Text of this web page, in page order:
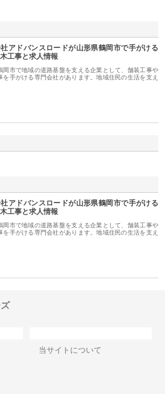
アドバンスロードが山形県鶴岡市で手がける
工事と求人情報
岡市で地域の道路基盤を支える企業として、舗装工事や
を手がける専門会社があります。地域住民の生活を支え
アドバンスロードが山形県鶴岡市で手がける
工事と求人情報
岡市で地域の道路基盤を支える企業として、舗装工事や
を手がける専門会社があります。地域住民の生活を支え
当サイトについて